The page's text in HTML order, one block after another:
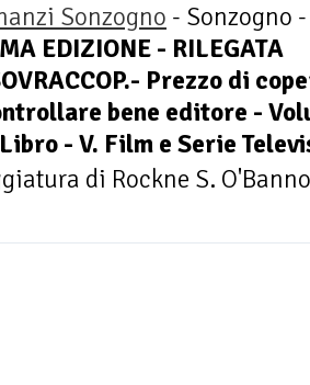
Sonzogno - Sonzogno -
EDIZIONE - RILEGATA
Prezzo di
bene editore -
- V. Film e Serie
di Rockne S.